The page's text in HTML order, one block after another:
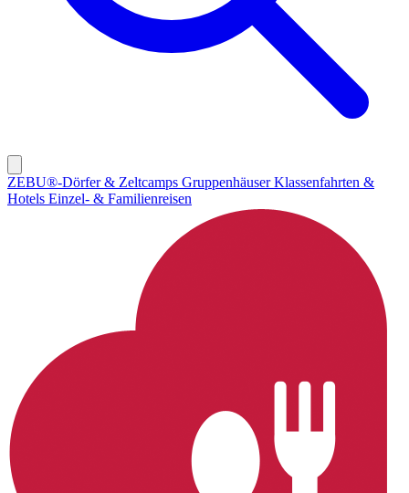
ZEBU®-Dörfer & Zeltcamps GruppenhäuserKlassenfahrten &
Hotels Einzel- & Familienreisen